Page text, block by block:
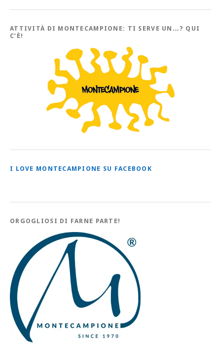
tutti
Articoli
ATTIVITÀ DI MONTECAMPIONE: TI SERVE UN…? QUI
C’È!
I LOVE MONTECAMPIONE SU FACEBOOK
ORGOGLIOSI DI FARNE PARTE!